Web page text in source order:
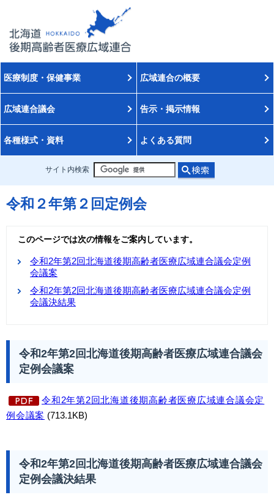
医療制度・保健事業 広域連合の概要
広域連合議会 告示・掲示情報
各種様式・資料 よくある質問
サイト内検索
令和２年第２回定例会
このページでは次の情報をご案内しています。
令和2年第2回北海道後期高齢者医療広域連合議会定例
会議案
令和2年第2回北海道後期高齢者医療広域連合議会定例
会議決結果
令和2年第2回北海道後期高齢者医療広域連合議会
定例会議案
令和2年第2回北海道後期高齢者医療広域連合議会定
例会議案 (713.1KB)
令和2年第2回北海道後期高齢者医療広域連合議会
定例会議決結果